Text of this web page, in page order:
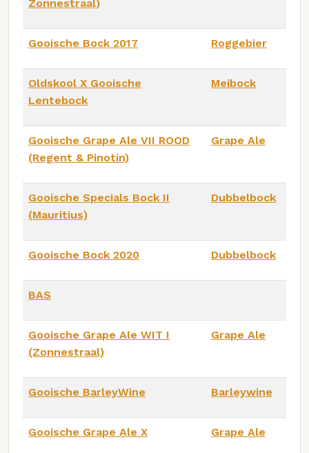
Zonnestraal)
Gooische Bock 2017 Roggebier
Oldskool X Gooische
Lentebock
Meibock
Gooische Grape Ale VII ROOD
(Regent & Pinotin)
Grape Ale
Gooische Specials Bock II
(Mauritius)
Dubbelbock
Gooische Bock 2020 Dubbelbock
BAS
Gooische Grape Ale WIT I
(Zonnestraal)
Grape Ale
Gooische BarleyWine Barleywine
Gooische Grape Ale X Grape Ale